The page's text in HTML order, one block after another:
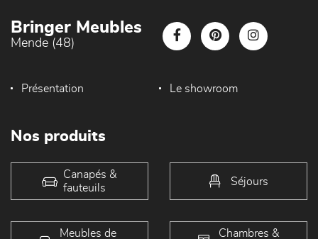
Bringer Meubles
Mende (48)
Présentation Le showroom
Nos produits
Canapés &
fauteuils
Séjours
Meubles de
Chambres &